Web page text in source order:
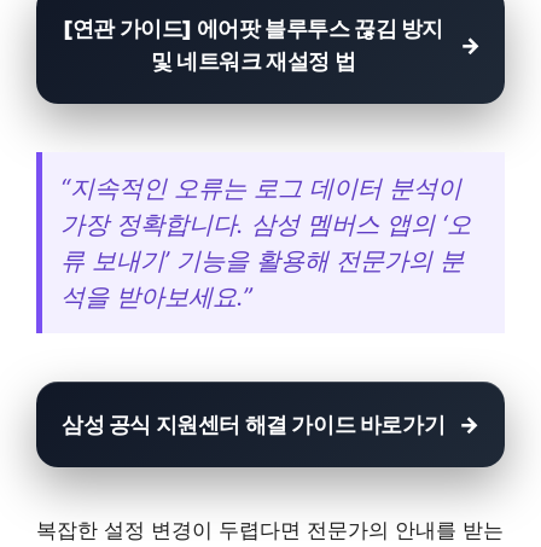
[연관 가이드] 에어팟 블루투스 끊김 방지
및 네트워크 재설정 법
“지속적인 오류는 로그 데이터 분석이
가장 정확합니다. 삼성 멤버스 앱의 ‘오
류 보내기’ 기능을 활용해 전문가의 분
석을 받아보세요.”
삼성 공식 지원센터 해결 가이드 바로가기
복잡한 설정 변경이 두렵다면 전문가의 안내를 받는